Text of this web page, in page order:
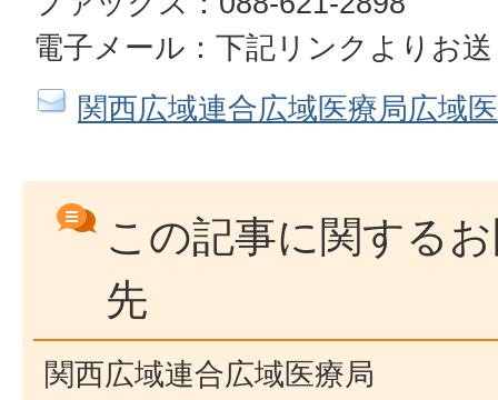
電子メール：下記リンクよりお
関西広域連合広域医療局広域
この記事に関する
先
関西広域連合広域医療局